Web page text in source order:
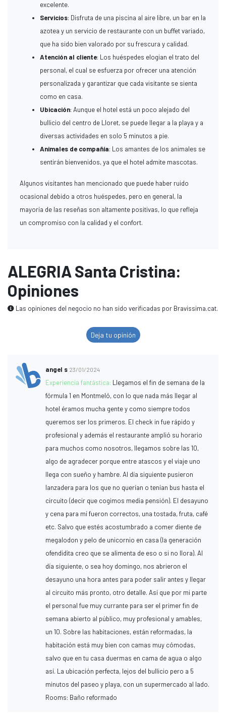
excelente.
Servicios: Disfruta de una piscina al aire libre, un bar en la
azotea y un servicio de restaurante con un buffet variado,
que ha sido bien valorado por su frescura y calidad.
Atención al cliente: Los huéspedes elogian el trato del
personal, el cual se esfuerza por ofrecer una atención
personalizada y garantizar que cada visitante se sienta
como en casa.
Ubicación: Aunque el hotel está un poco alejado del
bullicio del centro de Lloret, se puede llegar a la playa y a
diversas actividades en solo 5 minutos a pie.
Animales de compañía: Los amantes de los animales se
sentirán bienvenidos, ya que el hotel admite mascotas.
Algunos visitantes han mencionado que puede haber ruido
ocasional debido a otros huéspedes, pero en general, la
mayoría de las reseñas son altamente positivas, lo que refleja
un compromiso con la calidad y el confort.
ALEGRIA Santa Cristina:
Opiniones
Las opiniones del negocio no han sido verificadas por Bravissima.cat.
Deja tu opinión
angel s 23/01/2024
Experiencia fantástica: Llegamos el fin de semana de la
fórmula 1 en Montmeló, con lo que nada más llegar al
hotel éramos mucha gente y como siempre todos
queremos ser los primeros. El check in fue rápido y
profesional y además el restaurante amplió su horario
para muchos como nosotros, llegamos sobre las 10,
algo de agradecer porque entre atascos y el viaje uno
llega con sueño y hambre. Al día siguiente pusieron
lanzadera para los que no querían o tenían bus hasta el
circuito (decir que cogimos media pensión). El desayuno
y cena para mí fueron correctos, una tostada, fruta, café
etc. Salvo que estés acostumbrado a comer diente de
megalodon y pelo de unicornio en casa (la generación
ofendidita creo que se alimenta de eso o si no llora). Al
día siguiente, o sea hoy domingo, nos abrieron el
desayuno una hora antes para poder salir antes y llegar
al circuito más pronto, otro detalle. Así que por mi parte
el personal fue muy currante para ser el primer fin de
semana abierto al público, muy profesional y amables,
un 10. Sobre las habitaciones, están reformadas, la
habitación está muy bien con camas muy cómodas,
salvo que en tu casa duermas en cama de agua o algo
así. La ubicación perfecta, lejos del bullicio pero a 5
minutos del paseo y playa, con un supermercado al lado.
Rooms: Baño reformado